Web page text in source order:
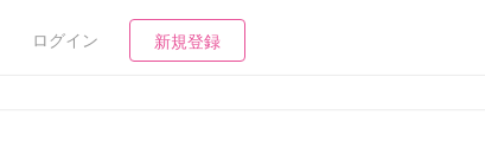
ログイン 新規登録